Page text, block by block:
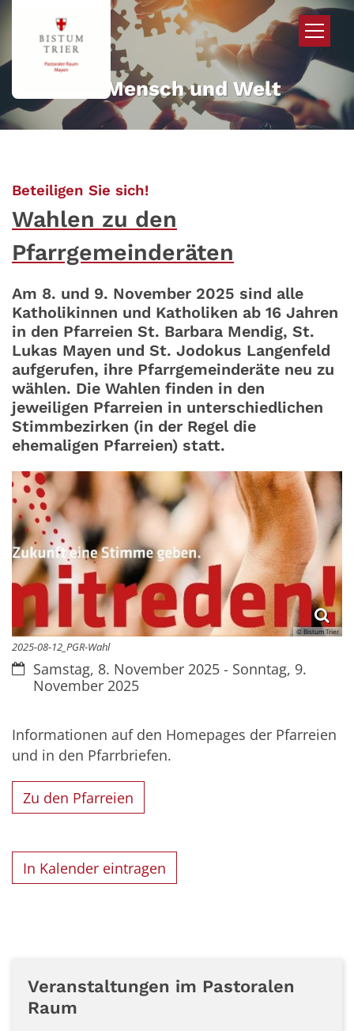
Zum Inhalt springen
Mehr für Mensch und Welt
Beteiligen Sie sich!:
Wahlen zu den
Pfarrgemeinderäten
Am 8. und 9. November 2025 sind alle
Katholikinnen und Katholiken ab 16 Jahren
in den Pfarreien St. Barbara Mendig, St.
Lukas Mayen und St. Jodokus Langenfeld
aufgerufen, ihre Pfarrgemeinderäte neu zu
wählen. Die Wahlen finden in den
jeweiligen Pfarreien in unterschiedlichen
Stimmbezirken (in der Regel die
ehemaligen Pfarreien) statt.
© Bistum Trier
2025-08-12_PGR-Wahl
Datum:
Samstag, 8. November 2025 - Sonntag, 9.
November 2025
Informationen auf den Homepages der Pfarreien
und in den Pfarrbriefen.
Zu den Pfarreien
In Kalender eintragen
Veranstaltungen im Pastoralen
Raum